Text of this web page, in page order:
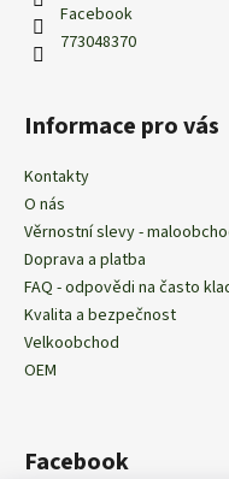
Facebook
773048370
Informace pro vás
Kontakty
O nás
Věrnostní slevy -
Doprava a platba
FAQ - odpovědi na často
Kvalita a bezpečnost
Velkoobchod
OEM
Facebook